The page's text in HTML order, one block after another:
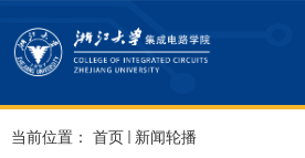
当前位置： 首页 新闻轮播